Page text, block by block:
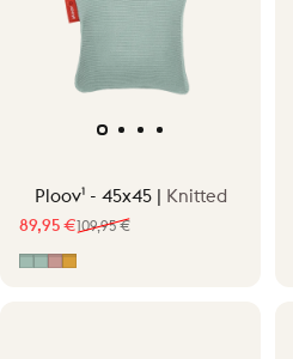
Ploov¹ - 45x45 | Knitted
Verkoopprijs
89,95 €
Normale prijs
109,95 €